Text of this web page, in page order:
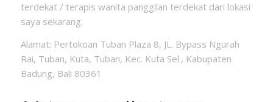
terdekat / terapis wanita panggilan terdekat dari lokasi
saya sekarang.
Alamat: Pertokoan Tuban Plaza 8, JL. Bypass Ngurah
Rai, Tuban, Kuta, Tuban, Kec. Kuta Sel., Kabupaten
Badung, Bali 80361